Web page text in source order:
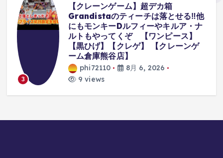
3
【クレーンゲーム】超デカ箱
Grandistaのティーチは落とせる‼︎他
にもモンキーDルフィーやキルア・ナ
ルトもやってくぞ 【ワンピース】
【黒ひげ】【クレゲ】 【クレーンゲ
ーム倉庫熊谷店】
phi72110
8月 6, 2026
9 views